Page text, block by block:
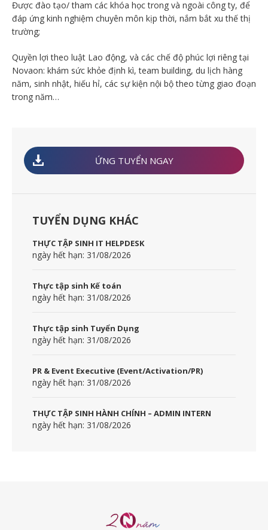
Được đào tạo/ tham các khóa học trong và ngoài công ty, để
đáp ứng kinh nghiệm chuyên môn kịp thời, nắm bắt xu thế thị
trường;
Quyền lợi theo luật Lao động, và các chế độ phúc lợi riêng tại
Novaon: khám sức khỏe định kì, team building, du lịch hàng
năm, sinh nhật, hiếu hỉ, các sự kiện nội bộ theo từng giao đoạn
trong năm…
ỨNG TUYỂN NGAY
TUYỂN DỤNG KHÁC
THỰC TẬP SINH IT HELPDESK
ngày hết hạn: 31/08/2026
Thực tập sinh Kế toán
ngày hết hạn: 31/08/2026
Thực tập sinh Tuyển Dụng
ngày hết hạn: 31/08/2026
PR & Event Executive (Event/Activation/PR)
ngày hết hạn: 31/08/2026
THỰC TẬP SINH HÀNH CHÍNH – ADMIN INTERN
ngày hết hạn: 31/08/2026